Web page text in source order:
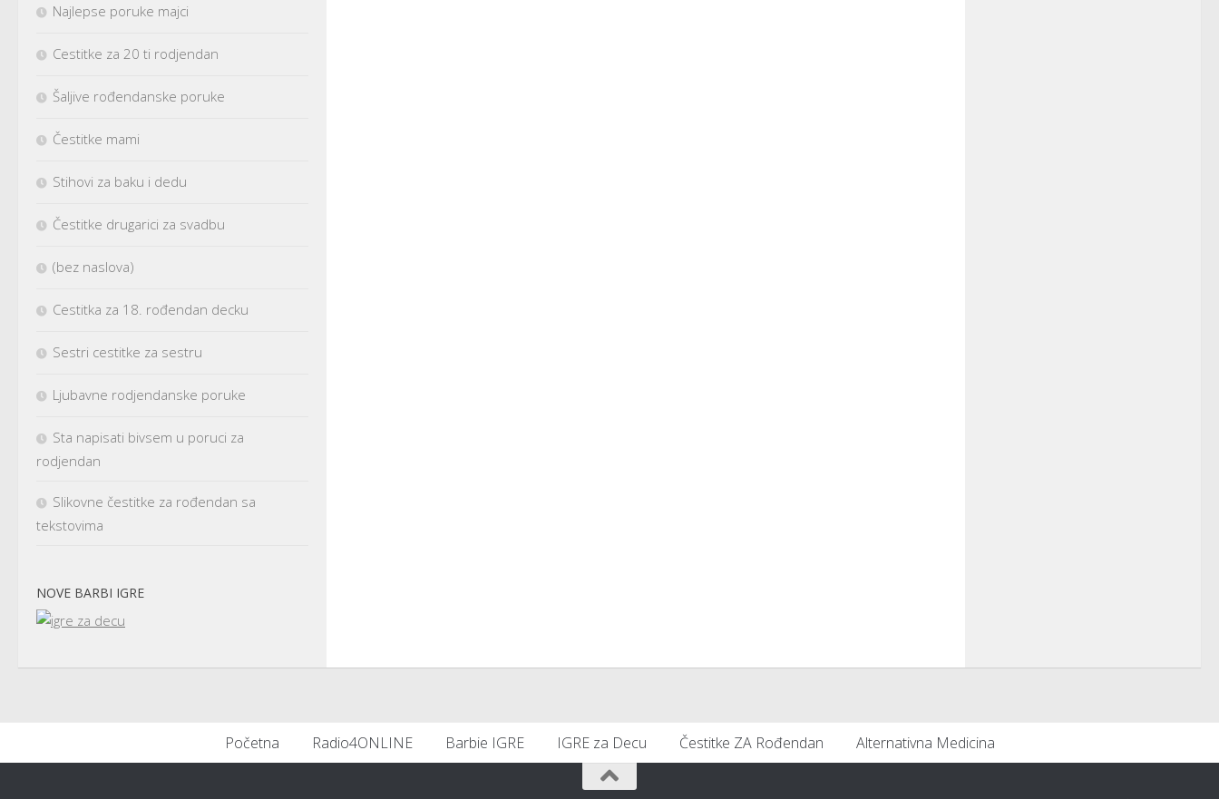
Najlepse poruke majci
Cestitke za 20 ti rodjendan
Šaljive rođendanske poruke
Čestitke mami
Stihovi za baku i dedu
Čestitke drugarici za svadbu
(bez naslova)
Cestitka za 18. rođendan decku
Sestri cestitke za sestru
Ljubavne rodjendanske poruke
Sta napisati bivsem u poruci za
rodjendan
Slikovne čestitke za rođendan sa
tekstovima
NOVE BARBI IGRE
Početna Radio4ONLINE Barbie IGRE IGRE za Decu Čestitke ZA Rođendan Alternativna Medicina